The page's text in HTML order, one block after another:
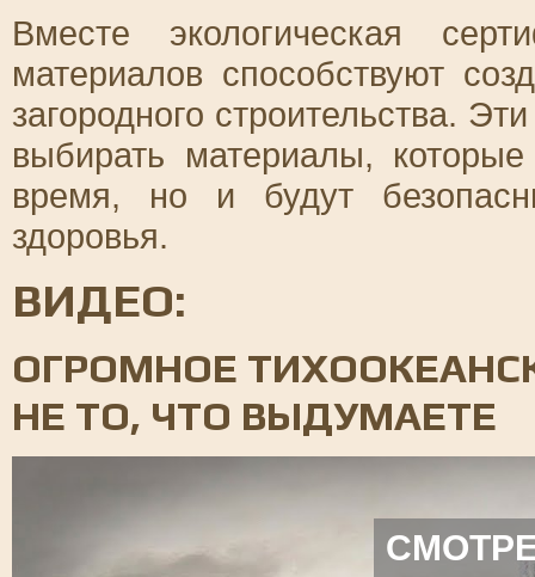
Вместе экологическая
материалов способствуют
загородного строительства.
выбирать материалы,
время, но и будут
здоровья.
ВИДЕО:
ОГРОМНОЕ
НЕ ТО, ЧТО ВЫДУМАЕТЕ